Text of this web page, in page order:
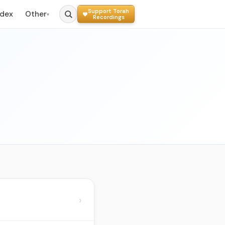
Other▾
Support Torah
Recordings
›